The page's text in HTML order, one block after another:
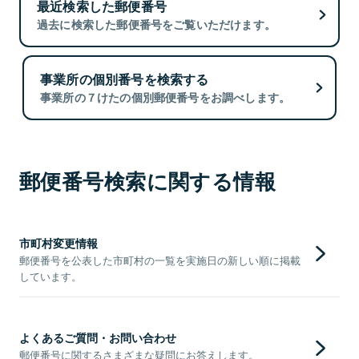
最近検索した郵便番号
過去に検索した郵便番号をご覧いただけます。
事業所の個別番号を検索する
事業所の７けたの個別郵便番号をお調べします。
郵便番号検索に関する情報
市町村変更情報
郵便番号を公表した市町村の一覧を実施日の新しい順に掲載
しています。
よくあるご質問・お問い合わせ
郵便番号に関するさまざまな疑問にお答えします。